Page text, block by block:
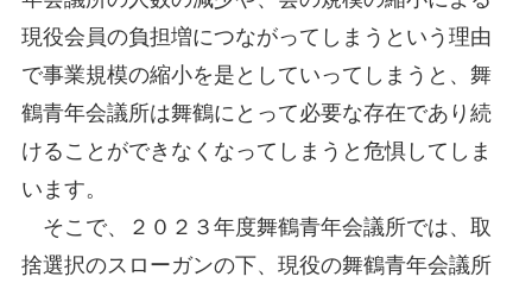
現役会員の負担増につながってしまうという理由
で事業規模の縮小を是としていってしまうと、舞
鶴青年会議所は舞鶴にとって必要な存在であり続
けることができなくなってしまうと危惧してしま
います。
そこで、２０２３年度舞鶴青年会議所では、取
捨選択のスローガンの下、現役の舞鶴青年会議所